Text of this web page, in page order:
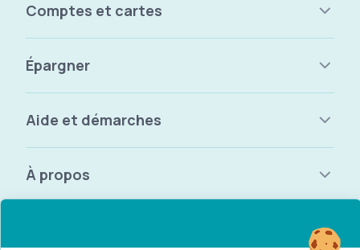
Comptes et cartes
Épargner
Aide et démarches
À propos